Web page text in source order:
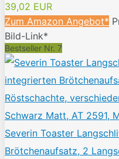
39,02 EUR
Zum Amazon Angebot*
Bild-Link*
Bestseller Nr. 7
Severin Toaster
Brötchenaufsatz, 2